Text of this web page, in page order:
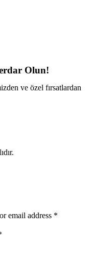
Olun!
ve özel fırsatlardan
email address *